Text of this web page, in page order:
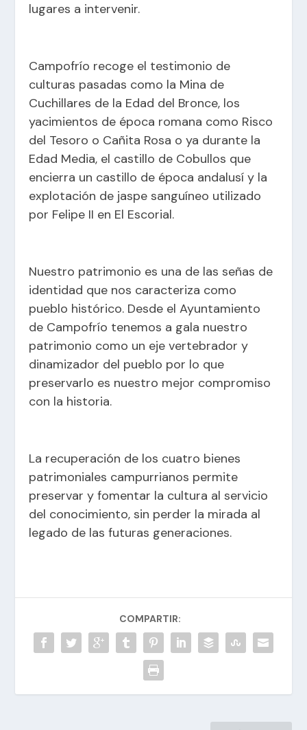
lugares a intervenir.
Campofrío recoge el testimonio de
culturas pasadas como la Mina de
Cuchillares de la Edad del Bronce, los
yacimientos de época romana como Risco
del Tesoro o Cañita Rosa o ya durante la
Edad Media, el castillo de Cobullos que
encierra un castillo de época andalusí y la
explotación de jaspe sanguíneo utilizado
por Felipe II en El Escorial.
Nuestro patrimonio es una de las señas de
identidad que nos caracteriza como
pueblo histórico. Desde el Ayuntamiento
de Campofrío tenemos a gala nuestro
patrimonio como un eje vertebrador y
dinamizador del pueblo por lo que
preservarlo es nuestro mejor compromiso
con la historia.
La recuperación de los cuatro bienes
patrimoniales campurrianos permite
preservar y fomentar la cultura al servicio
del conocimiento, sin perder la mirada al
legado de las futuras generaciones.
COMPARTIR: